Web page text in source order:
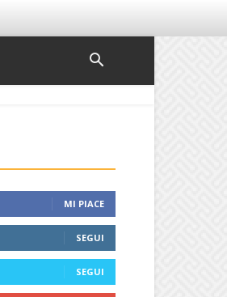
MI PIACE
SEGUI
SEGUI